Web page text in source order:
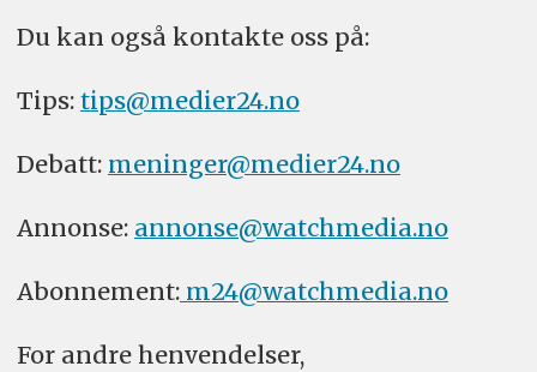
Du kan også kontakte oss på:
Tips: tips@medier24.no
Debatt: meninger@medier24.no
Annonse: annonse@watchmedia.no
Abonnement:m24@watchmedia.no
For andre henvendelser,